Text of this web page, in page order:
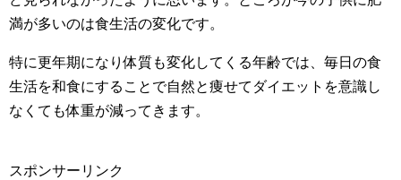
満が多いのは食生活の変化です。
特に更年期になり体質も変化してくる年齢では、毎日の食
生活を和食にすることで自然と痩せてダイエットを意識し
なくても体重が減ってきます。
スポンサーリンク